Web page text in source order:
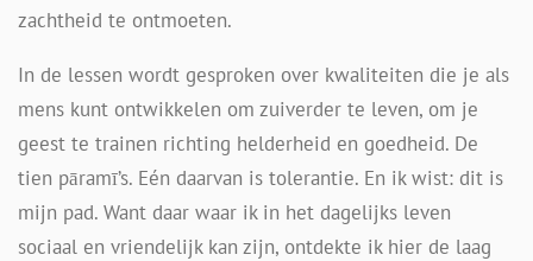
zachtheid te ontmoeten.
In de lessen wordt gesproken over kwaliteiten die je als
mens kunt ontwikkelen om zuiverder te leven, om je
geest te trainen richting helderheid en goedheid. De
tien pāramī’s. Eén daarvan is tolerantie. En ik wist: dit is
mijn pad. Want daar waar ik in het dagelijks leven
sociaal en vriendelijk kan zijn, ontdekte ik hier de laag